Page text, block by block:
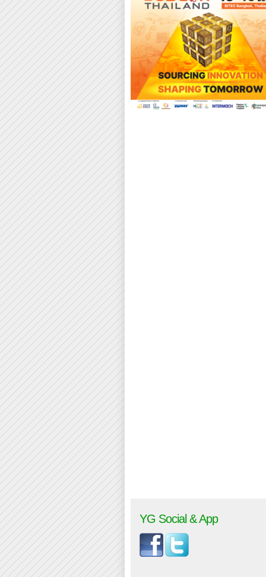
YG Social & App